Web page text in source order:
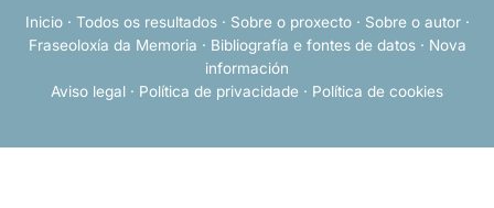
Inicio· Todos os resultados· Sobre o proxecto· Sobre o autor·
Fraseoloxía da Memoria · Bibliografía e fontes de datos· Nova
información
Aviso legal · Política de privacidade · Política de cookies